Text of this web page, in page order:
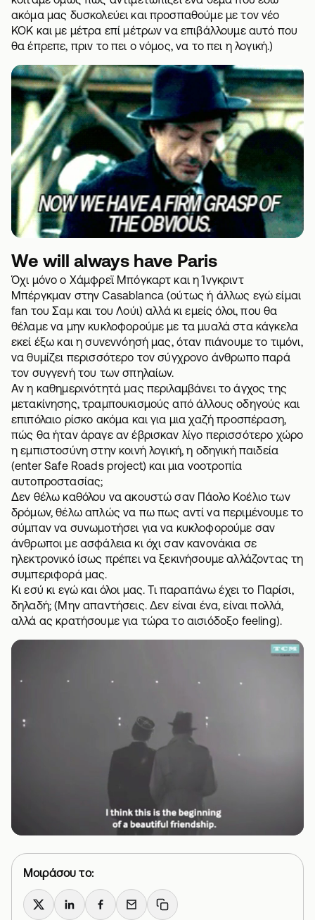
ακόμα μας δυσκολεύει και προσπαθούμε με τοννέο
ΚΟΚ και με μέτρα επί μέτρων να επιβάλλουμε αυτό που
θα έπρεπε, πριν το πει ο νόμος, να το πει η λογική.)
We will always have Paris
Όχι μόνο ο Χάμφρεϊ Μπόγκαρτ και η Ίνγκριντ
Μπέργκμαν στην Casablanca (ούτως ή άλλως εγώ είμαι
fan του Σαμ και του Λούι) αλλά κι εμείς όλοι, που θα
θέλαμε να μην κυκλοφορούμε με τα μυαλά στα κάγκελα
εκεί έξω και η συνεννόησή μας, όταν πιάνουμε το τιμόνι,
να θυμίζει περισσότερο τον σύγχρονο άνθρωπο παρά
τον συγγενή του των σπηλαίων.
Αν η καθημερινότητά μας περιλαμβάνει το άγχος της
μετακίνησης, τραμπουκισμούς από άλλους οδηγούς και
επιπόλαιο ρίσκο ακόμα και για μια χαζή προσπέραση,
πώς θα ήταν άραγε αν έβρισκαν λίγο περισσότερο χώρο
η εμπιστοσύνη στην κοινή λογική, η οδηγική παιδεία
(enterSafe Roads project) και μια νοοτροπία
αυτοπροστασίας;
Δεν θέλω καθόλου να ακουστώ σαν Πάολο Κοέλιο των
δρόμων, θέλω απλώς να πω πως αντί να περιμένουμε το
σύμπαν να συνωμοτήσει για να κυκλοφορούμε σαν
άνθρωποι με ασφάλεια κι όχι σαν κανονάκια σε
ηλεκτρονικό ίσως πρέπει να ξεκινήσουμε αλλάζοντας τη
συμπεριφορά μας.
Κι εσύ κι εγώ και όλοι μας. Τι παραπάνω έχει το Παρίσι,
δηλαδή; (Μην απαντήσεις. Δεν είναι ένα, είναι πολλά,
αλλά ας κρατήσουμε για τώρα το αισιόδοξο feeling).
Μοιράσου το:
X LinkedInFacebook
Email Copy link